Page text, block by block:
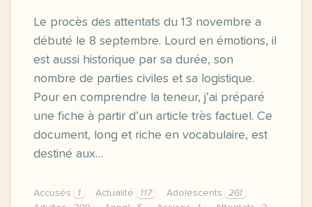
Le procès des attentats du 13 novembre a
débuté le 8 septembre. Lourd en émotions, il
est aussi historique par sa durée, son
nombre de parties civiles et sa logistique.
Pour en comprendre la teneur, j’ai préparé
une fiche à partir d’un article très factuel. Ce
document, long et riche en vocabulaire, est
destiné aux…
Accusés 1 Actualité 117 Adolescents
261